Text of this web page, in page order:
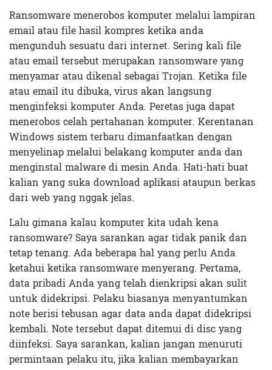
Ransomware menerobos komputer melalui lampiran
email atau file hasil kompres ketika anda
mengunduh sesuatu dari internet. Sering kali file
atau email tersebut merupakan ransomware yang
menyamar atau dikenal sebagai Trojan. Ketika file
atau email itu dibuka, virus akan langsung
menginfeksi komputer Anda. Peretas juga dapat
menerobos celah pertahanan komputer. Kerentanan
Windows sistem terbaru dimanfaatkan dengan
menyelinap melalui belakang komputer anda dan
menginstal malware di mesin Anda. Hati-hati buat
kalian yang suka download aplikasi ataupun berkas
dari web yang nggak jelas.
Lalu gimana kalau komputer kita udah kena
ransomware? Saya sarankan agar tidak panik dan
tetap tenang. Ada beberapa hal yang perlu Anda
ketahui ketika ransomware menyerang. Pertama,
data pribadi Anda yang telah dienkripsi akan sulit
untuk didekripsi. Pelaku biasanya menyantumkan
note berisi tebusan agar data anda dapat didekripsi
kembali. Note tersebut dapat ditemui di disc yang
diinfeksi. Saya sarankan, kalian jangan menuruti
permintaan pelaku itu, jika kalian membayarkan